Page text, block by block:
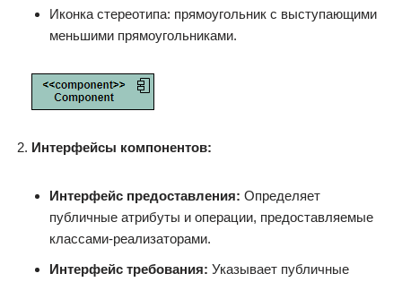
Иконка стереотипа: прямоугольник с выступающими
меньшими прямоугольниками.
Интерфейсы компонентов:
Интерфейс предоставления: Определяет
публичные атрибуты и операции, предоставляемые
классами-реализаторами.
Интерфейс требования: Указывает публичные